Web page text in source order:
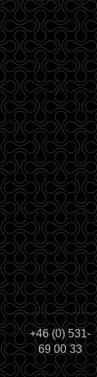
+46 (0) 531-
69 00 33